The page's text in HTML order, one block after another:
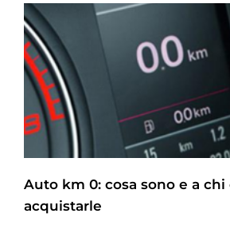
Auto km 0: cosa sono e a
acquistarle